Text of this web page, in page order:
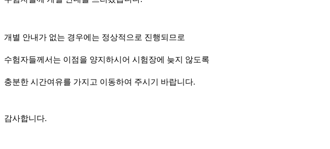
개별 안내가 없는 경우에는 정상적으로 진행되므로
수험자들께서는 이점을 양지하시어 시험장에 늦지 않도록
충분한 시간여유를 가지고 이동하여 주시기 바랍니다.
감사합니다.